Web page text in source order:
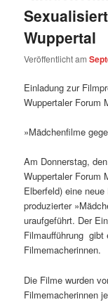
Wuppertal
Veröffentlicht am
Einladung zur
Wuppertaler Forum
»Mädchenfilme
Am Donnerstag,
Wuppertaler Forum
Elberfeld) eine
produzierter
uraufgeführt. Der
Filmaufführung gibt
Filmemacherinnen.
Die Filme wurden
Filmemacherinnen